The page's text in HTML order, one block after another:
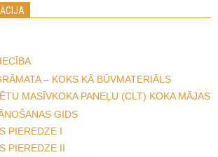
– KOKS KĀ BŪVMATERIĀLS
MASĪVKOKA PANEĻU (CLT) KOKA MĀJAS
GIDS
PIEREDZE I
PIEREDZE II